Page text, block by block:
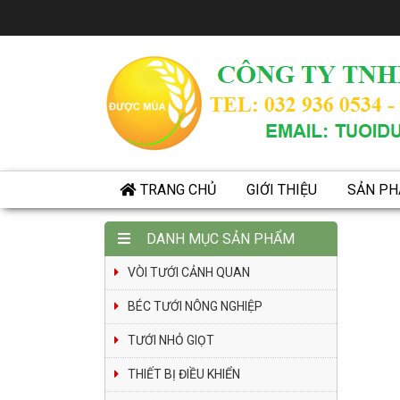
TRANG CHỦ GIỚI THIỆU SẢN
DANH MỤC SẢN PHẨM
VÒI TƯỚI CẢNH QUAN
BÉC TƯỚI NÔNG NGHIỆP
TƯỚI NHỎ GIỌT
THIẾT BỊ ĐIỀU KHIỂN